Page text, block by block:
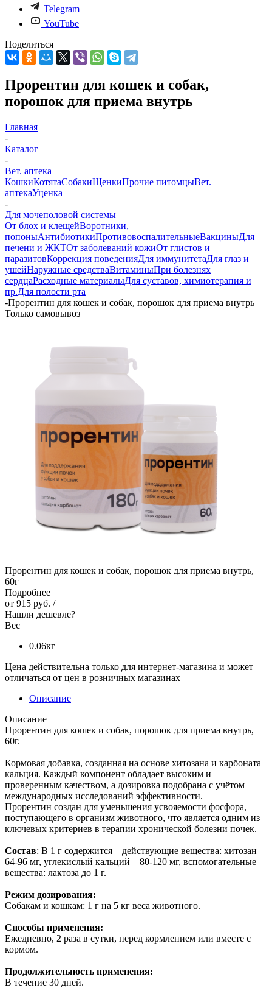
Telegram
YouTube
Поделиться
Прорентин для кошек и собак,
порошок для приема внутрь
Главная
-
Каталог
-
Вет. аптека
КошкиКотятаСобакиЩенкиПрочие питомцыВет.
аптекаУценка
-
Для мочеполовой системы
От блох и клещейВоротники,
попоныАнтибиотикиПротивовоспалительныеВакциныДля
печени и ЖКТОт заболеваний кожиОт глистов и
паразитовКоррекция поведенияДля иммунитетаДля глаз и
ушейНаружные средстваВитаминыПри болезнях
сердцаРасходные материалыДля суставов, химиотерапия и
пр.Для полости рта
-Прорентин для кошек и собак, порошок для приема внутрь
Только самовывоз
Прорентин для кошек и собак, порошок для приема внутрь,
60г
Подробнее
от 915 руб. /
Нашли дешевле?
Вес
0.06кг
Цена действительна только для интернет-магазина и может
отличаться от цен в розничных магазинах
Описание
Описание
Прорентин для кошек и собак, порошок для приема внутрь,
60г.
Кормовая добавка, созданная на основе хитозана и карбоната
кальция. Каждый компонент обладает высоким и
проверенным качеством, а дозировка подобрана с учётом
международных исследований эффективности.
Прорентин создан для уменьшения усвояемости фосфора,
поступающего в организм животного, что является одним из
ключевых критериев в терапии хронической болезни почек.
Состав: В 1 г содержится – действующие вещества: хитозан –
64-96 мг, углекислый кальций – 80-120 мг, вспомогательные
вещества: лактоза до 1 г.
Режим дозирования:
Собакам и кошкам: 1 г на 5 кг веса животного.
Способы применения:
Ежедневно, 2 раза в сутки, перед кормлением или вместе с
кормом.
Продолжительность применения:
В течение 30 дней.